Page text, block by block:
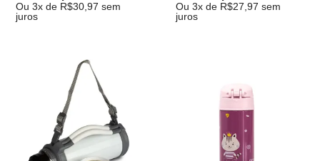
Ou 3x de R$30,97 sem
juros
Ou 3x de R$27,97 sem
juros